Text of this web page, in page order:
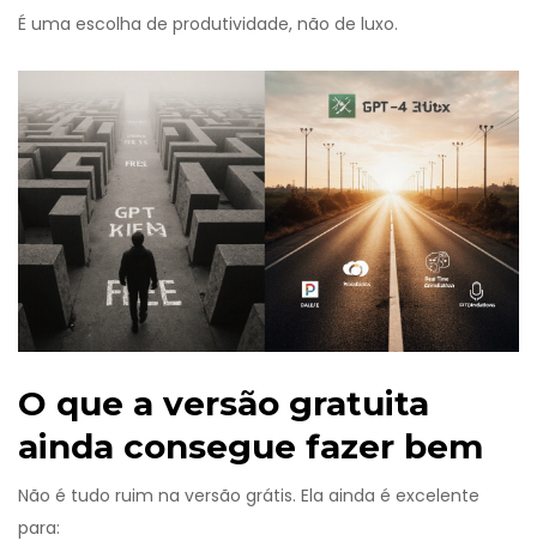
É uma escolha de produtividade, não de luxo.
O que a versão gratuita
ainda consegue fazer bem
Não é tudo ruim na versão grátis. Ela ainda é excelente
para: